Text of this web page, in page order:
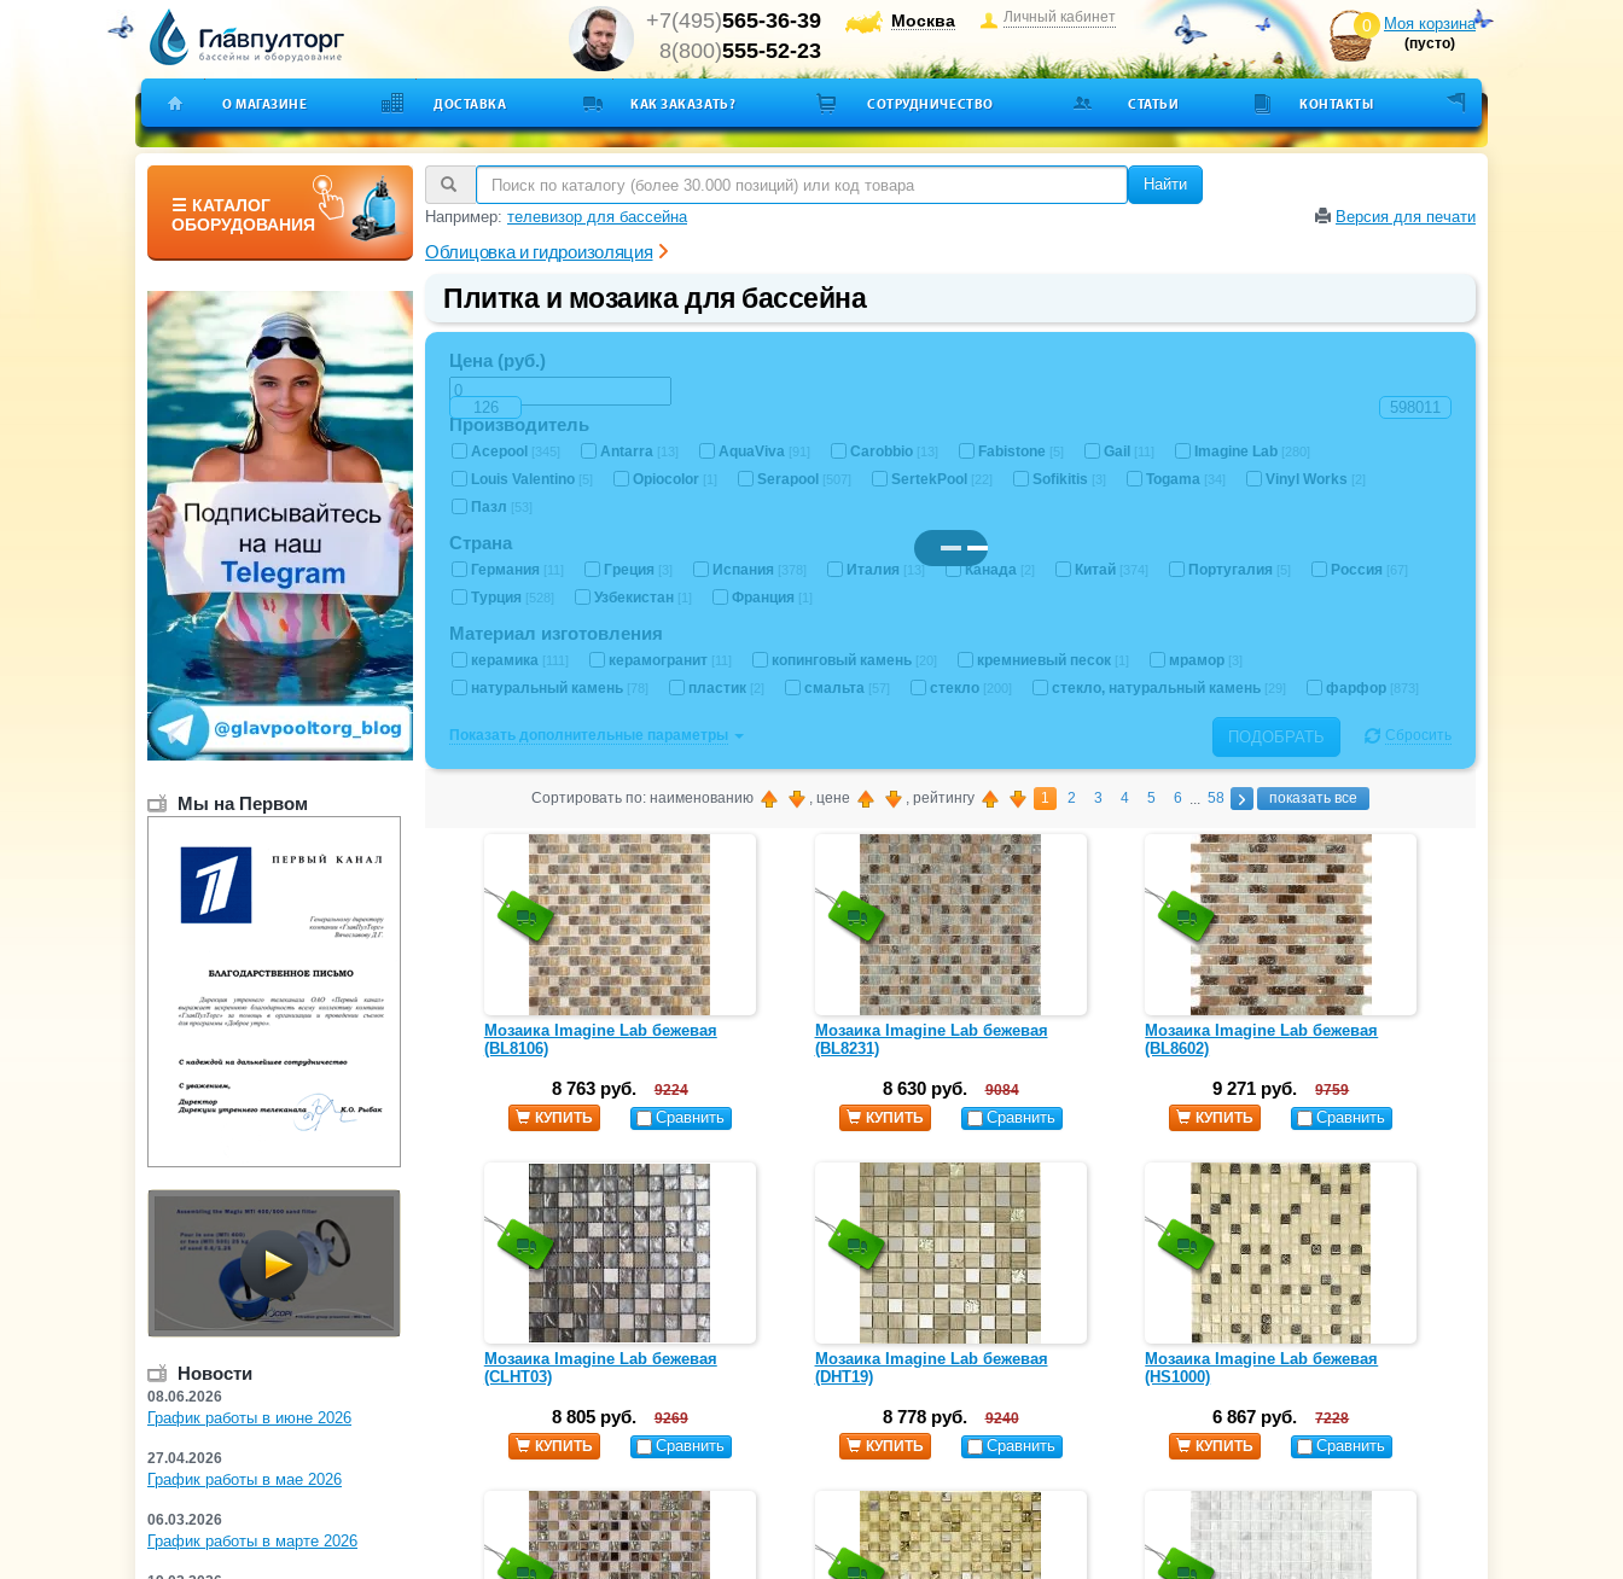
+7(495)565-36-39
8(800)555-52-23
Москва Личный кабинет 0 Моя корзина
(пусто)
О МАГАЗИНЕ ДОСТАВКА КАК ЗАКАЗАТЬ? СОТРУДНИЧЕСТВО СТАТЬИ КОНТАКТЫ
☰ КАТАЛОГ
ОБОРУДОВАНИЯ
Мы на Первом
Новости
08.06.2026
График работы в июне 2026
27.04.2026
График работы в мае 2026
06.03.2026
График работы в марте 2026
Найти
Например: телевизор для бассейна Версия для печати
Облицовка и гидроизоляция
Плитка и мозаика для бассейна
Цена (руб.)
Производитель
Acepool [345] Antarra [13] AquaViva [91] Carobbio [13] Fabistone [5] Gail Imagine Lab [280]
Louis Valentino [5] Opiocolor Serapool [507] SertekPool [22] Sofikitis [3] Togama [34] Vinyl Works [2]
Пазл [53]
Страна
Германия Греция [3] Испания [378] Италия [13] Канада [2] Китай [374] Португалия [5] Россия [67]
Турция [528] Узбекистан Франция
Материал изготовления
керамика керамогранит копинговый камень [20] кремниевый песок мрамор [3]
натуральный камень [78] пластик [2] смальта [57] стекло [200] стекло, натуральный камень [29] фарфор [873]
Показать дополнительные параметры Сбросить
ПОДОБРАТЬ
Сортировать по: наименованию , цене , рейтингу 1 2 3 4 5 6 ... 58 показать все
Мозаика Imagine Lab бежевая
(BL8106)
8 763 руб.
9224
КУПИТЬ
Сравнить
Мозаика Imagine Lab бежевая
(BL8231)
8 630 руб.
9084
КУПИТЬ
Сравнить
Мозаика Imagine Lab бежевая
(BL8602)
9 271 руб.
9759
КУПИТЬ
Сравнить
Мозаика Imagine Lab бежевая
(CLHT03)
8 805 руб.
9269
КУПИТЬ
Сравнить
Мозаика Imagine Lab бежевая
(DHT19)
8 778 руб.
9240
КУПИТЬ
Сравнить
Мозаика Imagine Lab бежевая
(HS1000)
6 867 руб.
7228
КУПИТЬ
Сравнить